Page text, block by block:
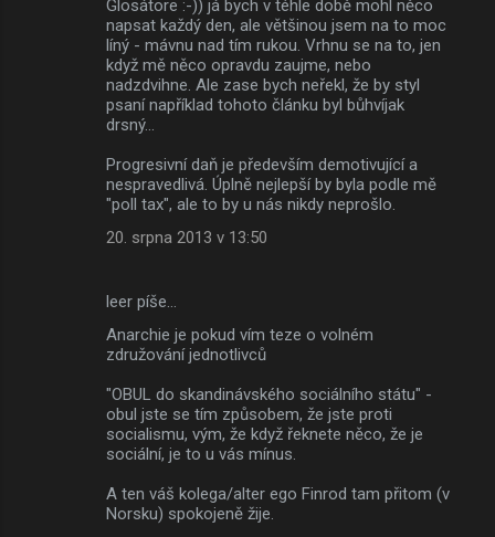
Glosátore :-)) já bych v téhle době mohl něco
napsat každý den, ale většinou jsem na to moc
líný - mávnu nad tím rukou. Vrhnu se na to, jen
když mě něco opravdu zaujme, nebo
nadzdvihne. Ale zase bych neřekl, že by styl
psaní například tohoto článku byl bůhvíjak
drsný...
Progresivní daň je především demotivující a
nespravedlivá. Úplně nejlepší by byla podle mě
"poll tax", ale to by u nás nikdy neprošlo.
20. srpna 2013 v 13:50
leer píše…
Anarchie je pokud vím teze o volném
združování jednotlivců
"OBUL do skandinávského sociálního státu" -
obul jste se tím způsobem, že jste proti
socialismu, vým, že když řeknete něco, že je
sociální, je to u vás mínus.
A ten váš kolega/alter ego Finrod tam přitom (v
Norsku) spokojeně žije.